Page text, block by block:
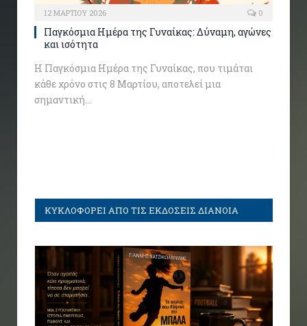
12 ΜΑΡΤΊΟΥ 2026 0
Παγκόσμια Ημέρα της Γυναίκας: Δύναμη, αγώνες
και ισότητα
Η Παγκόσμια Ημέρα της Γυναίκας, που τιμάται
κάθε χρόνο στις 8 Μαρτίου, αποτελεί μια
σημαντική…
ΚΥΚΛΟΦΟΡΕΙ ΑΠΟ ΤΙΣ ΕΚΔΟΣΕΙΣ ΔΙΑΝΟΙΑ